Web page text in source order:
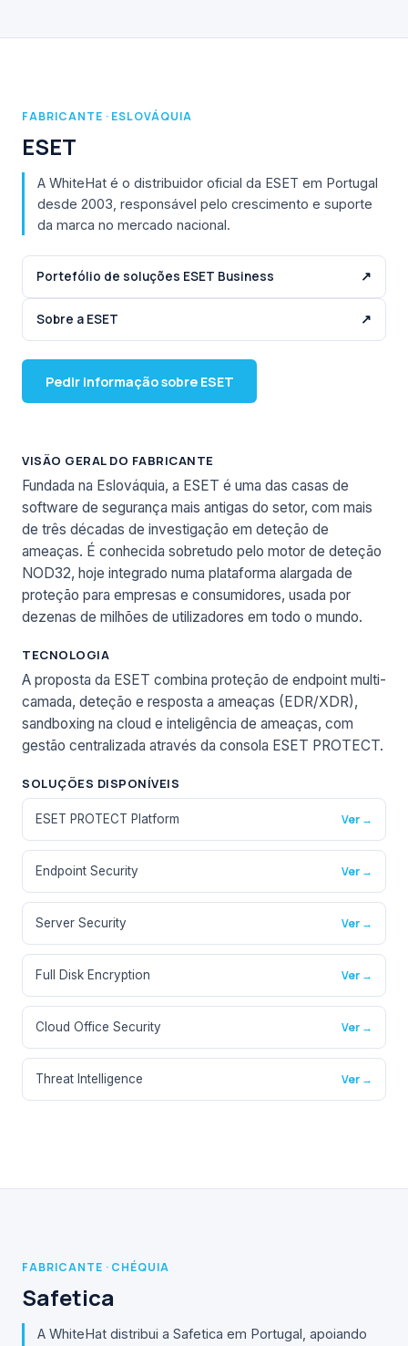
FABRICANTE · ESLOVÁQUIA
ESET
A WhiteHat é o distribuidor oficial da ESET em Portugal
desde 2003, responsável pelo crescimento e suporte
da marca no mercado nacional.
Portefólio de soluções ESET Business ↗
Sobre a ESET ↗
Pedir informação sobre ESET
VISÃO GERAL DO FABRICANTE
Fundada na Eslováquia, a ESET é uma das casas de
software de segurança mais antigas do setor, com mais
de três décadas de investigação em deteção de
ameaças. É conhecida sobretudo pelo motor de deteção
NOD32, hoje integrado numa plataforma alargada de
proteção para empresas e consumidores, usada por
dezenas de milhões de utilizadores em todo o mundo.
TECNOLOGIA
A proposta da ESET combina proteção de endpoint multi-
camada, deteção e resposta a ameaças (EDR/XDR),
sandboxing na cloud e inteligência de ameaças, com
gestão centralizada através da consola ESET PROTECT.
SOLUÇÕES DISPONÍVEIS
ESET PROTECT Platform Ver →
Endpoint Security Ver →
Server Security Ver →
Full Disk Encryption Ver →
Cloud Office Security Ver →
Threat Intelligence Ver →
FABRICANTE · CHÉQUIA
Safetica
A WhiteHat distribui a Safetica em Portugal, apoiando